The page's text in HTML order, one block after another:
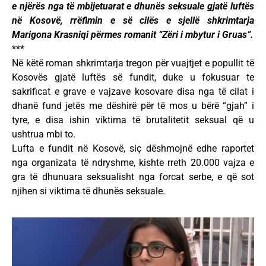
e njërës nga të mbijetuarat e dhunës seksuale gjatë luftës
në Kosovë, rrëfimin e së cilës e sjellë shkrimtarja
Marigona Krasniqi përmes romanit “Zëri i mbytur i Gruas”.
***
Në këtë roman shkrimtarja tregon për vuajtjet e popullit të
Kosovës gjatë luftës së fundit, duke u fokusuar te
sakrificat e grave e vajzave kosovare disa nga të cilat i
dhanë fund jetës me dëshirë për të mos u bërë “gjah” i
tyre, e disa ishin viktima të brutalitetit seksual që u
ushtrua mbi to.
Lufta e fundit në Kosovë, siç dëshmojnë edhe raportet
nga organizata të ndryshme, kishte rreth 20.000 vajza e
gra të dhunuara seksualisht nga forcat serbe, e që sot
njihen si viktima të dhunës seksuale.